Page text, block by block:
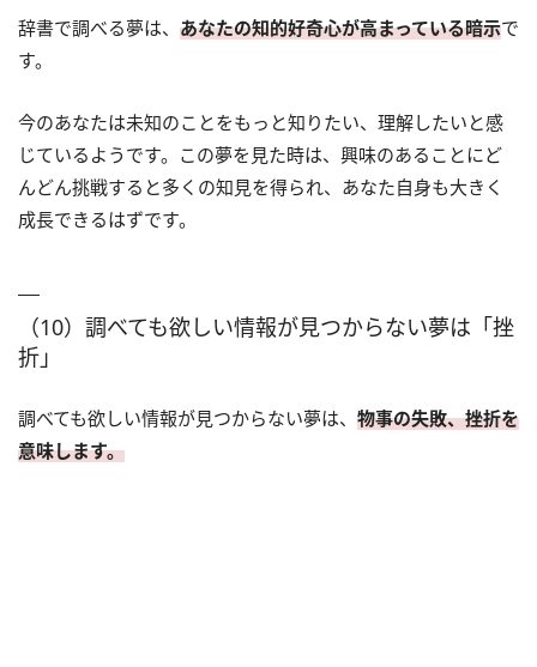
辞書で調べる夢は、 あなたの知的好奇心が高まっている暗示で
す。
今のあなたは未知のことをもっと知りたい、理解したいと感
じているようです。この夢を見た時は、興味のあることにど
んどん挑戦すると多くの知見を得られ、あなた自身も大きく
成長できるはずです。
（10）調べても欲しい情報が見つからない夢は「挫
折」
調べても欲しい情報が見つからない夢は、 物事の失敗、挫折を
意味します。